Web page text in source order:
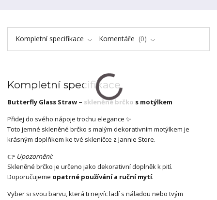
Kompletní specifikace Komentáře 0
Kompletní specifikace
Butterfly Glass Straw – skleněné brčko s motýlkem
Přidej do svého nápoje trochu elegance ✨
Toto jemné skleněné brčko s malým dekorativním motýlkem je
krásným doplňkem ke tvé skleničce z Jannie Store.
👉 Upozornění:
Skleněné brčko je určeno jako dekorativní doplněk k pití.
Doporučujeme opatrné používání a ruční mytí.
Vyber si svou barvu, která ti nejvíc ladí s náladou nebo tvým